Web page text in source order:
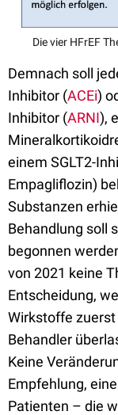
Die vier HFrEF
Demnach soll
Inhibitor (ACEi)
Inhibitor (ARNI),
einem SGLT2-
Empagliflozin)
Substanzen
Behandlung soll
begonnen
von 2021 keine
Entscheidung,
Wirkstoffe
Behandler
Keine
Empfehlung,
Patienten – die